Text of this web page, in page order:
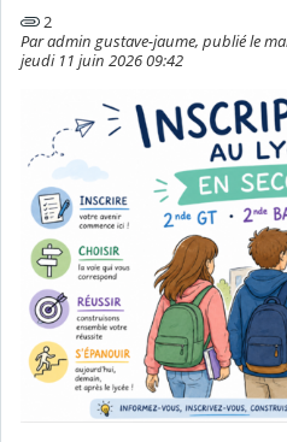
2
Par admin gustave-jaume, publié le
jeudi 11 juin 2026 09:42